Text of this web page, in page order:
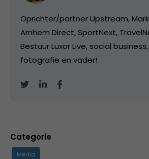
Oprichter/partner Upstream,
Arnhem Direct, SportNext,
Bestuur Luxor Live, social
fotografie en vader!
Categorie
Media